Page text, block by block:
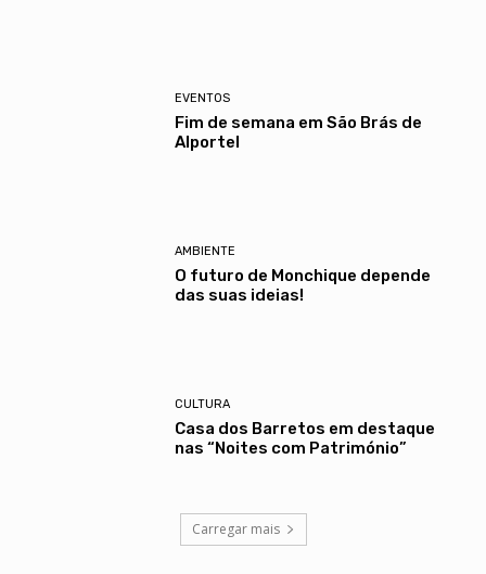
EVENTOS
Fim de semana em São Brás de
Alportel
AMBIENTE
O futuro de Monchique depende
das suas ideias!
CULTURA
Casa dos Barretos em destaque
nas “Noites com Património”
Carregar mais